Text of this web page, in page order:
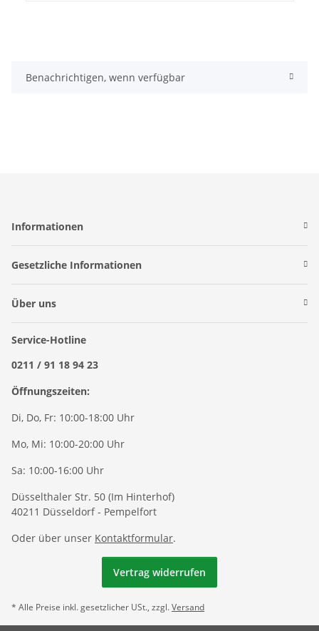
Benachrichtigen, wenn verfügbar
Informationen
Gesetzliche Informationen
Über uns
Service-Hotline
0211 / 91 18 94 23
Öffnungszeiten:
Di, Do, Fr: 10:00-18:00 Uhr
Mo, Mi: 10:00-20:00 Uhr
Sa: 10:00-16:00 Uhr
Düsselthaler Str. 50 (Im Hinterhof)
40211 Düsseldorf - Pempelfort
Oder über unser Kontaktformular.
Vertrag widerrufen
* Alle Preise inkl. gesetzlicher USt., zzgl.Versand